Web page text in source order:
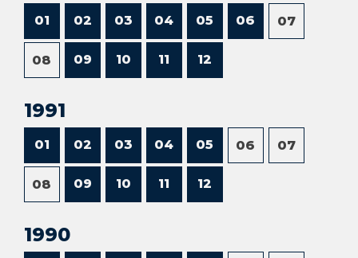
01 02 03 04 05 06 07
08 09 10 11 12
1991
01 02 03 04 05 06 07
08 09 10 11 12
1990